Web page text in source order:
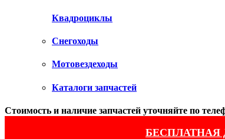
Квадроциклы
Снегоходы
Мотовездеходы
Каталоги запчастей
Стоимость и наличие запчастей уточняйте по